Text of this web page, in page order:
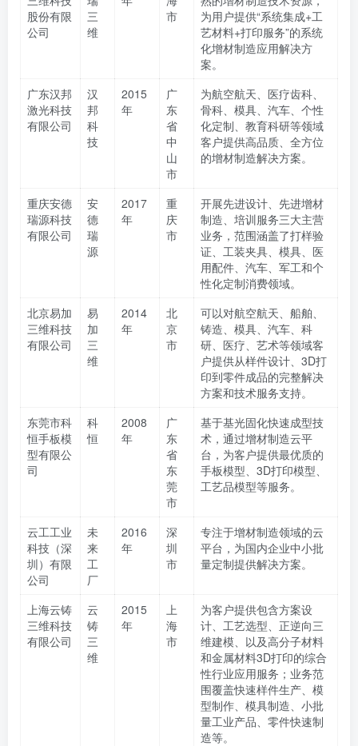
股份有限
公司
三
维
市
为用户提供“系统集成+工
艺材料+打印服务”的系统
化增材制造应用解决方
案。
广东汉邦
激光科技
有限公司
汉
邦
科
技
2015
年
广
东
省
中
山
市
为航空航天、医疗齿科、
骨科、模具、汽车、个性
化定制、教育科研等领域
客户提供高品质、全方位
的增材制造解决方案。
重庆安德
瑞源科技
有限公司
安
德
瑞
源
2017
年
重
庆
市
开展先进设计、先进增材
制造、培训服务三大主营
业务，范围涵盖了打样验
证、工装夹具、模具、医
用配件、汽车、军工和个
性化定制消费领域。
北京易加
三维科技
有限公司
易
加
三
维
2014
年
北
京
市
可以对航空航天、船舶、
铸造、模具、汽车、科
研、医疗、艺术等领域客
户提供从样件设计、3D打
印到零件成品的完整解决
方案和技术服务支持。
东莞市科
恒手板模
型有限公
司
科
恒
2008
年
广
东
省
东
莞
市
基于基光固化快速成型技
术，通过增材制造云平
台，为客户提供最优质的
手板模型、3D打印模型、
工艺品模型等服务。
云工工业
科技（深
圳）有限
公司
未
来
工
厂
2016
年
深
圳
市
专注于增材制造领域的云
平台，为国内企业中小批
量定制提供解决方案。
上海云铸
三维科技
有限公司
云
铸
三
维
2015
年
上
海
市
为客户提供包含方案设
计、工艺选型、正逆向三
维建模、以及高分子材料
和金属材料3D打印的综合
性行业应用服务；业务范
围覆盖快速样件生产、模
型制作、模具制造、小批
量工业产品、零件快速制
造等。